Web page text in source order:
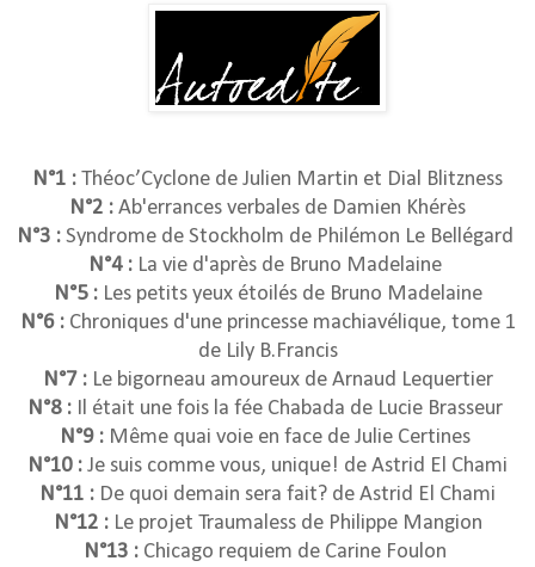
N°1 : Théoc’Cyclone de Julien Martin et Dial Blitzness
N°2 : Ab'errances verbales de Damien Khérès
N°3 : Syndrome de Stockholm de Philémon Le Bellégard
N°4 : La vie d'après de Bruno Madelaine
N°5 : Les petits yeux étoilés de Bruno Madelaine
N°6 : Chroniques d'une princesse machiavélique, tome 1
de Lily B.Francis
N°7 : Le bigorneau amoureux de Arnaud Lequertier
N°8 :
Il était une fois la fée Chabada de Lucie Brasseur
N°9 : Même quai voie en face de Julie Certines
N°10 : Je suis comme vous, unique! de Astrid El Chami
N°11 : De quoi demain sera fait? de Astrid El Chami
N°12 : Le projet Traumaless de Philippe Mangion
N°13 : Chicago requiem de Carine Foulon